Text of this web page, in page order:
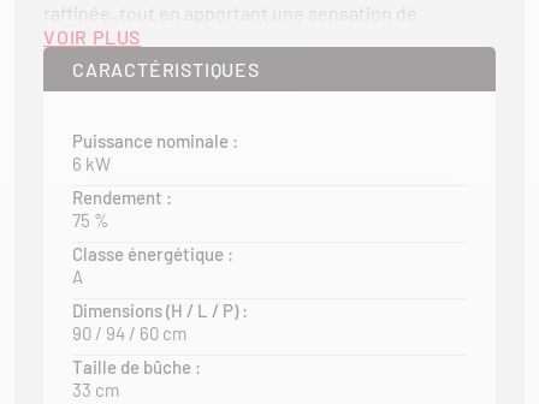
raffinée, tout en apportant une sensation de
robustesse et de durabilité. L’alliance du granit, de la
pierre et de l’acier crée une atmosphère résolument
métropolitaine, où modernité et authenticité se
Pensée pour s’intégrer harmonieusement dans une
cuisine moderne, cette cuisinière associe esthétique
haut de gamme et technologies innovantes. Sa
conception met en valeur la simplicité des lignes tout
en offrant des performances techniques élevées. La
technologie de combustion avancée garantit une
émissions et un fonctionnement propre, limitant la
VOIR PLUS
CARACTÉRISTIQUES
Puissance nominale :
6 kW
Rendement :
75 %
Classe énergétique :
A
Dimensions (H / L / P) :
90 / 94 / 60 cm
Taille de bûche :
33 cm